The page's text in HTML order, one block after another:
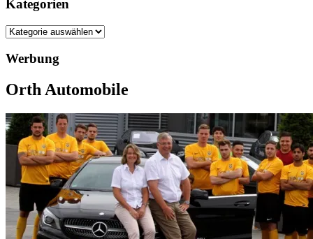
Kategorien
Kategorien
Werbung
Orth Automobile